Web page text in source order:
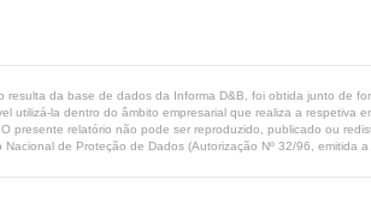
resulta da base de dados da Informa D&B, foi obtida junto de
utilizá-la dentro do âmbito empresarial que realiza a
presente relatório não pode ser reproduzido, publicado ou
de Proteção de Dados (Autorização Nº 32/96, emitida a